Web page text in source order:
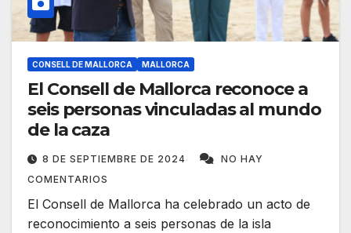
CONSELL DE MALLORCA MALLORCA
El Consell de Mallorca reconoce a
seis personas vinculadas al mundo
de la caza
8 DE SEPTIEMBRE DE 2024
NO HAY
COMENTARIOS
El Consell de Mallorca ha celebrado un acto de
reconocimiento a seis personas de la isla